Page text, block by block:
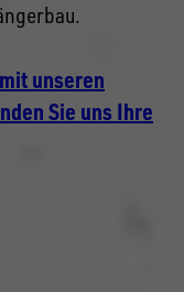
unseren
Sie uns Ihre